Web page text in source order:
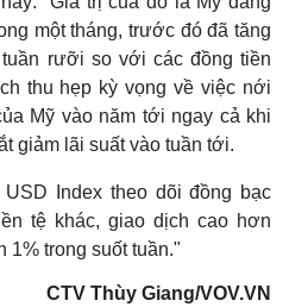
một tháng, trước đó đã tăng
rưỡi so với các đồng tiền
thu hẹp kỳ vọng về việc nới
Mỹ vào năm tới ngay cả khi
giảm lãi suất vào tuần tới.
Index theo dõi đồng bạc
tệ khác, giao dịch cao hơn
1% trong suốt tuần."
CTV Thùy Giang/VOV.VN